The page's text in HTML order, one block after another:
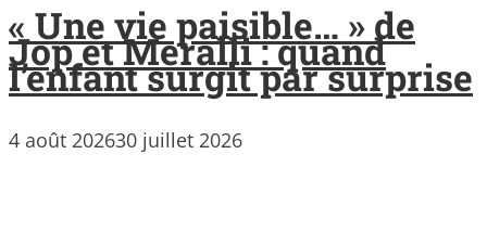
« Une vie paisible… » de
Jop et Meralli : quand
l’enfant surgit par surprise
4 août 202630 juillet 2026